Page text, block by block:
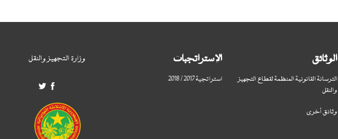
وزارة التجهيز والنقل الإستراتجبات
استراتجية 2017 / 2018
الوثائق
الترسانة القانونية المنظمة لقطاع التجهيز
والنقل
وثائق أخرى